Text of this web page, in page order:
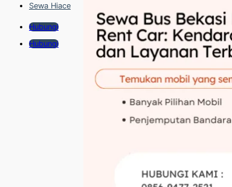
Sewa Hiace
Hubungi
Hubungi